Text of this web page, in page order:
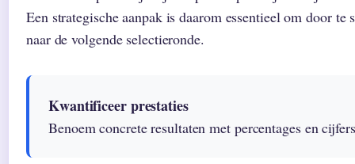
Een strategische aanpak is daarom essentieel om door te
naar de volgende selectieronde.
Kwantificeer prestaties
Benoem concrete resultaten met percentages en cijfers